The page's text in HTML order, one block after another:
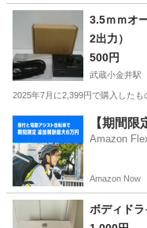
東京 世田谷区 駒沢大学駅
3.5ｍｍオ
2出力）
500円
武蔵小金井駅
2025年7月に2,399円で購入した
武蔵小金
【期間
Amazon
Amazon Now
ボディド